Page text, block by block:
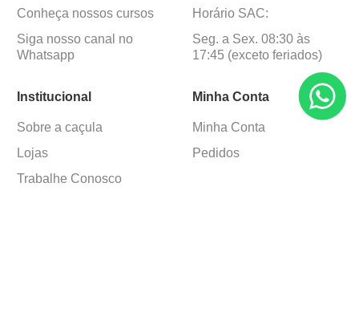
Conheça nossos cursos
Siga nosso canal no
Whatsapp
Horário SAC:
Seg. a Sex. 08:30 às
17:45 (exceto feriados)
Institucional
Sobre a caçula
Lojas
Trabalhe Conosco
Minha Conta
Minha Conta
Pedidos